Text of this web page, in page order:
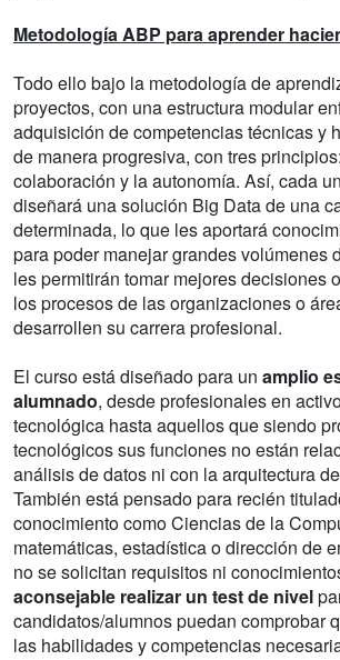
Metodología ABP para aprender
Todo ello bajo la metodología de
proyectos, con una estructura modular
adquisición de competencias técnicas y
de manera progresiva, con tres
colaboración y la autonomía. Así, cada
diseñará una solución Big Data de una
determinada, lo que les aportará
para poder manejar grandes volúmenes
les permitirán tomar mejores decisiones
los procesos de las organizaciones o
desarrollen su carrera profesional.
El curso está diseñado para un amplio
alumnado, desde profesionales en
tecnológica hasta aquellos que siendo
tecnológicos sus funciones no están
análisis de datos ni con la arquitectura
También está pensado para recién
conocimiento como Ciencias de la
matemáticas, estadística o dirección de
no se solicitan requisitos ni
aconsejable realizar un test de nivel
candidatos/alumnos puedan comprobar
las habilidades y competencias